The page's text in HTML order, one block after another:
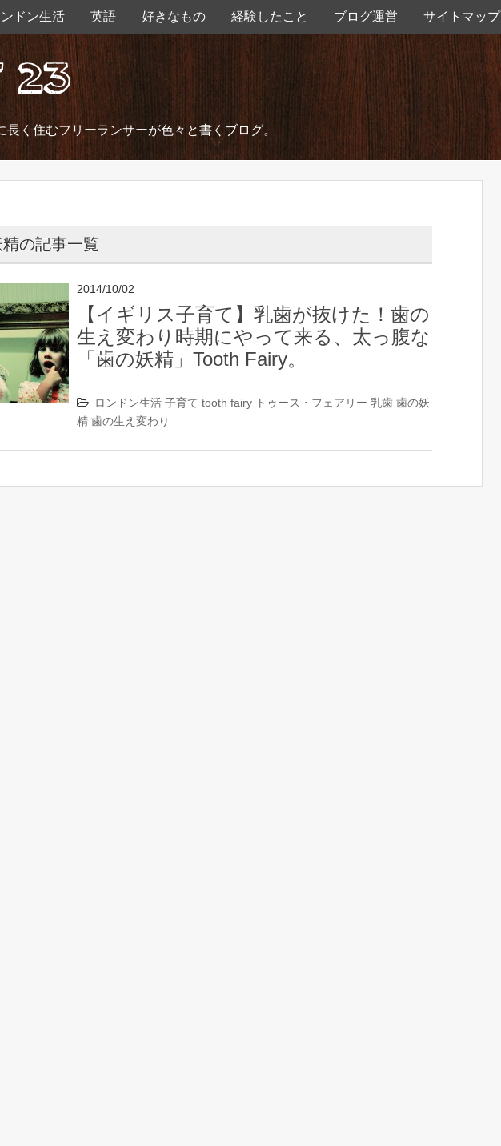
ンドン生活 英語 好きなもの 経験したこと ブログ運営 サイトマップ
長く住むフリーランサーが色々と書くブログ。
の記事一覧
2014/10/02
【イギリス子育て】乳歯が抜けた！歯の
生え変わり時期にやって来る、太っ腹な
「歯の妖精」Tooth Fairy。
ロンドン生活 子育て tooth fairy トゥース・フェアリー 乳歯 歯の妖
精 歯の生え変わり